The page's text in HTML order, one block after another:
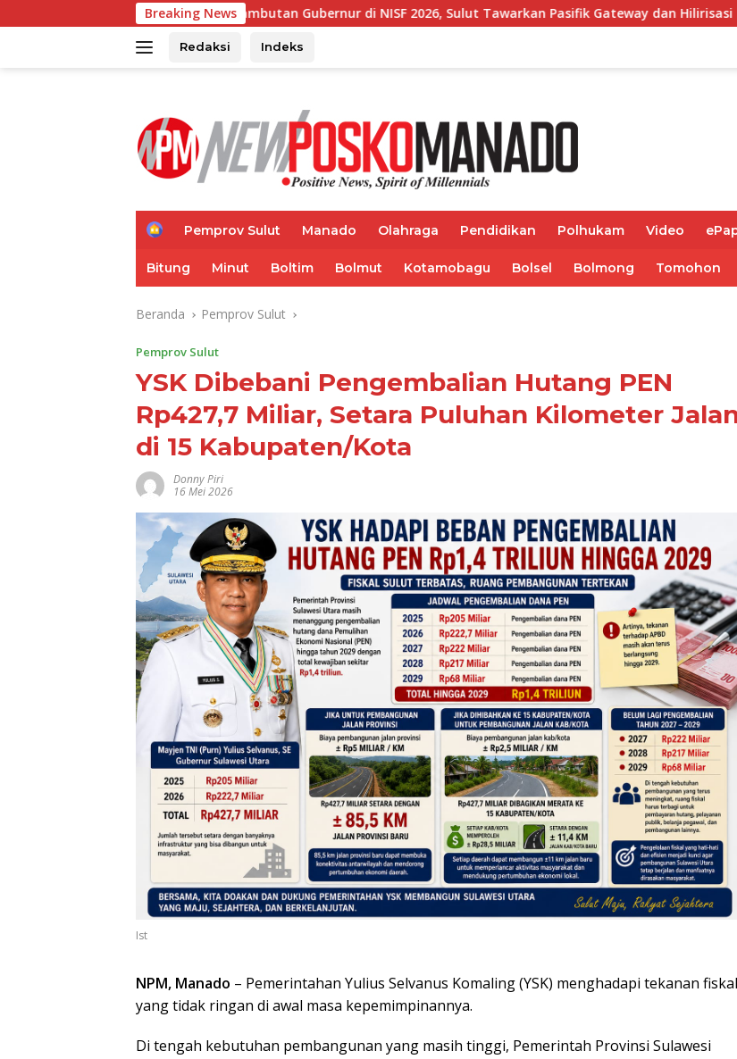
ke
Breaking News
Bacakan Sambutan Gubernur di NISF 2026, Sulut Tawarkan Pasifik Gateway dan Hilirisasi Kelapa ke Investor
Redaksi Indeks
H
e
Pemprov Sulut Manado Olahraga Pendidikan Polhukam Video
Bitung Minut Boltim Bolmut Kotamobagu Bolsel Bolmong Tomohon
Beranda Pemprov Sulut
Pemprov Sulut
YSK Dibebani Pengembalian Hutang PEN
Rp427,7 Miliar, Setara Puluhan Kilometer
di 15 Kabupaten/Kota
Donny Piri
16 Mei 2026
Ist
NPM, Manado – Pemerintahan Yulius Selvanus Komaling (YSK) menghadapi tekanan fiskal
yang tidak ringan di awal masa kepemimpinannya.
Di tengah kebutuhan pembangunan yang masih tinggi, Pemerintah Provinsi Sulawesi